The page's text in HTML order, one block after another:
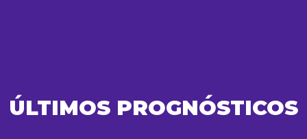
ÚLTIMOS PROGNÓSTICOS